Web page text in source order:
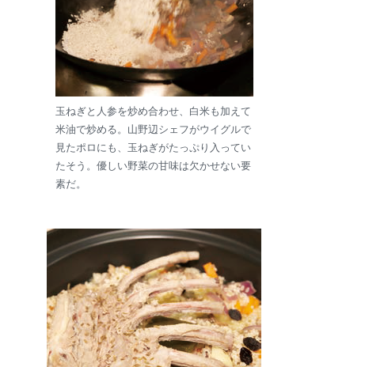
玉ねぎと人参を炒め合わせ、白米も加えて
米油で炒める。山野辺シェフがウイグルで
見たポロにも、玉ねぎがたっぷり入ってい
たそう。優しい野菜の甘味は欠かせない要
素だ。